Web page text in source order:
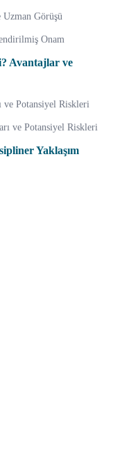
Görüşü
Onam
Avantajlar ve
ve Potansiyel Riskleri
ve Potansiyel Riskleri
Yaklaşım